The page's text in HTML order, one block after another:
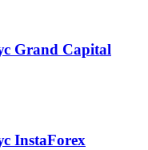
Grand Capital
InstaForex